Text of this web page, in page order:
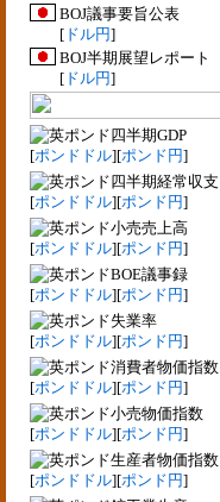
BOJ議事要旨公表
[ ドル円]
BOJ半期展望レポート
[ ドル円]
四半期GDP
[ポンドドル][ポンド円]
四半期経常収支
[ポンドドル][ポンド円]
小売売上高
[ポンドドル][ポンド円]
BOE議事録
[ポンドドル][ポンド円]
失業率
[ポンドドル][ポンド円]
消費者物価指数
[ポンドドル][ポンド円]
小売物価指数
[ポンドドル][ポンド円]
生産者物価指数
[ポンドドル][ポンド円]